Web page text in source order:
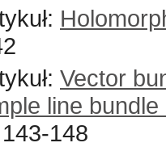
Vector
line
148